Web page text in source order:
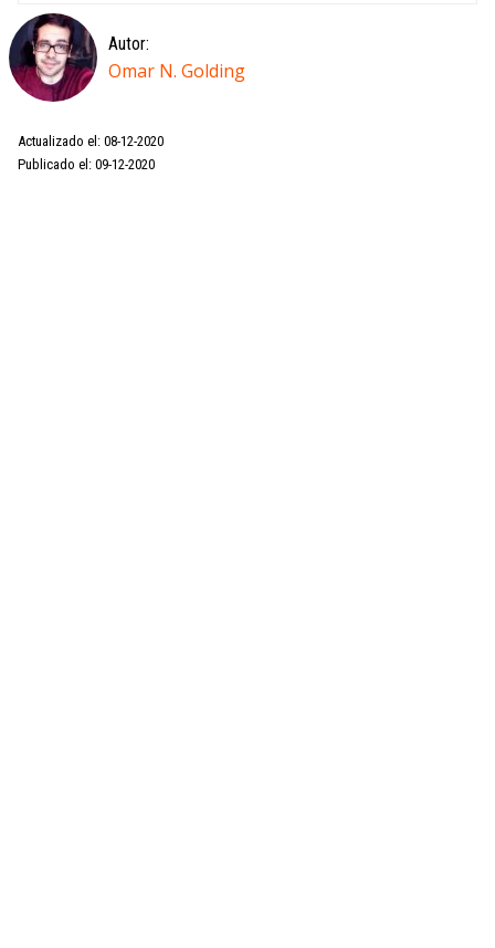
Autor:
Omar N. Golding
Actualizado el: 08-12-2020
Publicado el: 09-12-2020